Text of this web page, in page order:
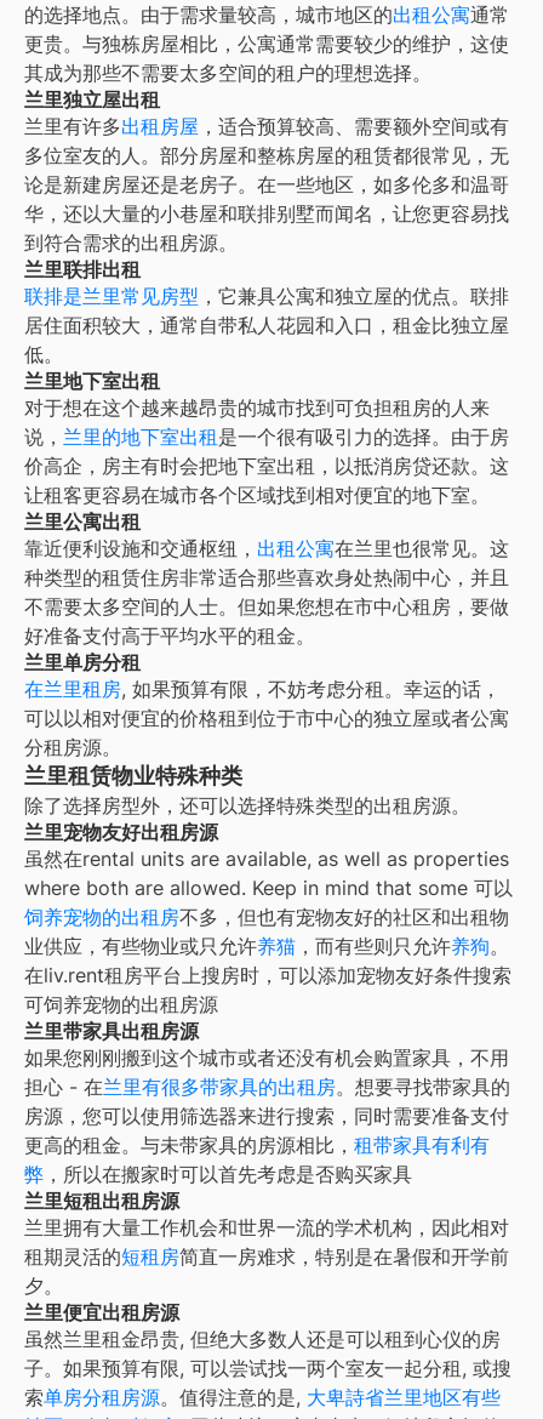
的选择地点。由于需求量较高，城市地区的出租公寓通常
更贵。与独栋房屋相比，公寓通常需要较少的维护，这使
其成为那些不需要太多空间的租户的理想选择。
兰里独立屋出租
兰里有许多出租房屋 ，适合预算较高、需要额外空间或有
多位室友的人。部分房屋和整栋房屋的租赁都很常见，无
论是新建房屋还是老房子。在一些地区，如多伦多和温哥
华，还以大量的小巷屋和联排别墅而闻名，让您更容易找
到符合需求的出租房源。
兰里联排出租
联排是兰里常见房型 ，它兼具公寓和独立屋的优点。联排
居住面积较大，通常自带私人花园和入口，租金比独立屋
低。
兰里地下室出租
对于想在这个越来越昂贵的城市找到可负担租房的人来
说， 兰里的地下室出租是一个很有吸引力的选择。由于房
价高企，房主有时会把地下室出租，以抵消房贷还款。这
让租客更容易在城市各个区域找到相对便宜的地下室。
兰里公寓出租
靠近便利设施和交通枢纽， 出租公寓在兰里也很常见。这
种类型的租赁住房非常适合那些喜欢身处热闹中心，并且
不需要太多空间的人士。但如果您想在市中心租房，要做
好准备支付高于平均水平的租金。
兰里单房分租
在兰里租房, 如果预算有限，不妨考虑分租。幸运的话，
可以以相对便宜的价格租到位于市中心的独立屋或者公寓
分租房源。
兰里租赁物业特殊种类
除了选择房型外，还可以选择特殊类型的出租房源。
兰里宠物友好出租房源
虽然在rental units are available, as well as properties
where both are allowed. Keep in mind that some 可以
饲养宠物的出租房不多，但也有宠物友好的社区和出租物
业供应，有些物业或只允许养猫 ，而有些则只允许养狗。
在liv.rent租房平台上搜房时，可以添加宠物友好条件搜索
可饲养宠物的出租房源
兰里带家具出租房源
如果您刚刚搬到这个城市或者还没有机会购置家具，不用
担心 - 在兰里有很多带家具的出租房。想要寻找带家具的
房源，您可以使用筛选器来进行搜索，同时需要准备支付
更高的租金。与未带家具的房源相比， 租带家具有利有
弊 ，所以在搬家时可以首先考虑是否购买家具
兰里短租出租房源
兰里拥有大量工作机会和世界一流的学术机构，因此相对
租期灵活的短租房简直一房难求，特别是在暑假和开学前
夕。
兰里便宜出租房源
虽然兰里租金昂贵, 但绝大多数人还是可以租到心仪的房
子。如果预算有限, 可以尝试找一两个室友一起分租, 或搜
索单房分租房源。值得注意的是, 大卑詩省兰里地区有些